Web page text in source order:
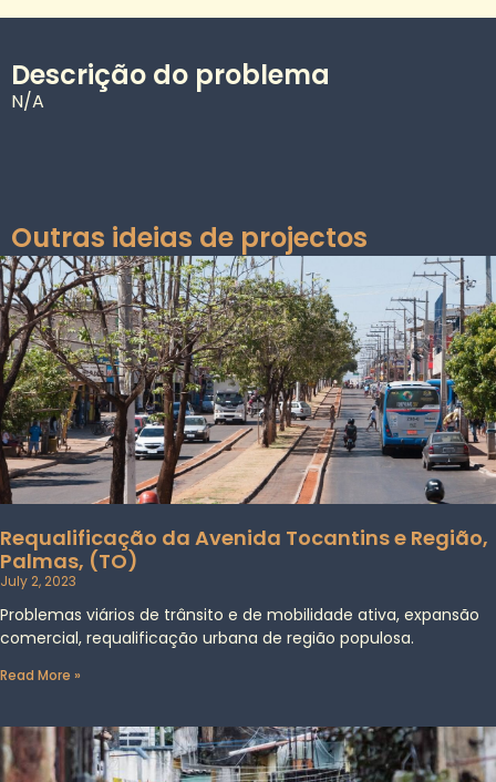
Descrição do problema
N/A
Outras ideias de projectos
Requalificação da Avenida Tocantins e Região,
Palmas, (TO)
July 2, 2023
Problemas viários de trânsito e de mobilidade ativa, expansão
comercial, requalificação urbana de região populosa.
Read More »